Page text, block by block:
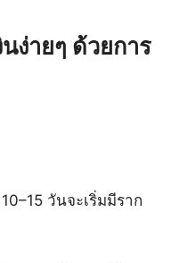
ง่ายๆ ด้วยการ
วันจะเริ่มมีราก